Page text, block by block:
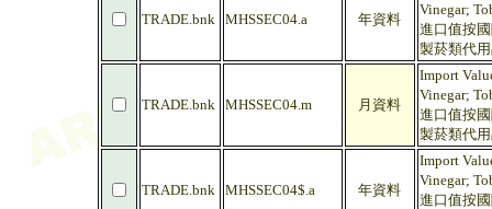
TRADE.bnk MHSSEC04.a 年資料
Vinegar;
進口值按
製菸類代
TRADE.bnk MHSSEC04.m 月資料
Import
Vinegar;
進口值按
製菸類代
TRADE.bnk MHSSEC04$.a 年資料
Import
Vinegar;
進口值按